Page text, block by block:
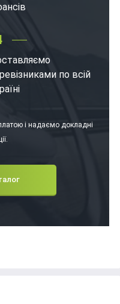
по всій
і надаємо докладні